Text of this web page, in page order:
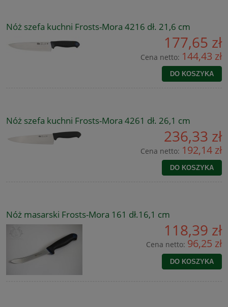
Nóż szefa kuchni Frosts-Mora 4216 dł. 21,6 cm
177,65 zł
Cena netto: 144,43 zł
DO KOSZYKA
Nóż szefa kuchni Frosts-Mora 4261 dł. 26,1 cm
236,33 zł
Cena netto: 192,14 zł
DO KOSZYKA
Nóż masarski Frosts-Mora 161 dł.16,1 cm
118,39 zł
Cena netto: 96,25 zł
DO KOSZYKA